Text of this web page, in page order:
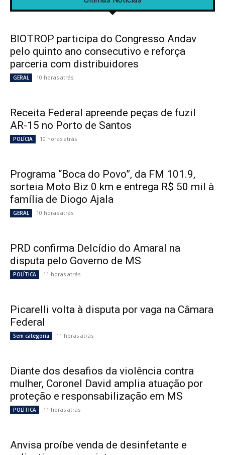
BIOTROP participa do Congresso Andav
pelo quinto ano consecutivo e reforça
parceria com distribuidores
GERAL 10 horas atrás
Receita Federal apreende peças de fuzil
AR-15 no Porto de Santos
POLÍCIA 10 horas atrás
Programa “Boca do Povo”, da FM 101.9,
sorteia Moto Biz 0 km e entrega R$ 50 mil à
família de Diogo Ajala
GERAL 10 horas atrás
PRD confirma Delcídio do Amaral na
disputa pelo Governo de MS
POLÍTICA 11 horas atrás
Picarelli volta à disputa por vaga na Câmara
Federal
Sem categoria 11 horas atrás
Diante dos desafios da violência contra
mulher, Coronel David amplia atuação por
proteção e responsabilização em MS
POLÍTICA 11 horas atrás
Anvisa proíbe venda de desinfetante e